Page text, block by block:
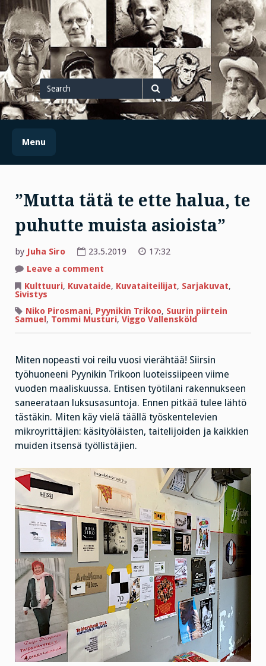
Skip
to
content
Search
for
Search
Menu
”Mutta tätä te ette halua, te
puhutte muista asioista”
by Juha Siro 23.5.2019
17:32
Leave a comment
tätä
te
halua,
te
puhutte
Kulttuuri, Kuvataide, Kuvataiteilijat, Sarjakuvat,
Sivistys
Niko Pirosmani, Pyynikin Trikoo, Suurin piirtein
Samuel , Tommi Musturi, Viggo Vallensköld
Miten nopeasti voi reilu vuosi vierähtää! Siirsin
työhuoneeni Pyynikin Trikoon luoteissiipeen viime
vuoden maaliskuussa. Entisen työtilani rakennukseen
saneerataan luksusasuntoja. Ennen pitkää tulee lähtö
tästäkin. Miten käy vielä täällä työskentelevien
mikroyrittäjien: käsityöläisten, taitelijoiden ja kaikkien
muiden itsensä työllistäjien.